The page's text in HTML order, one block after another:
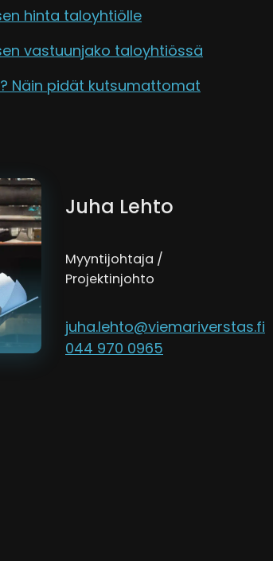
hinta taloyhtiölle
vastuunjako taloyhtiössä
Näin pidät kutsumattomat
Juha Lehto
Myyntijohtaja /
Projektinjohto
juha.lehto@viemariverstas.fi
044 970 0965